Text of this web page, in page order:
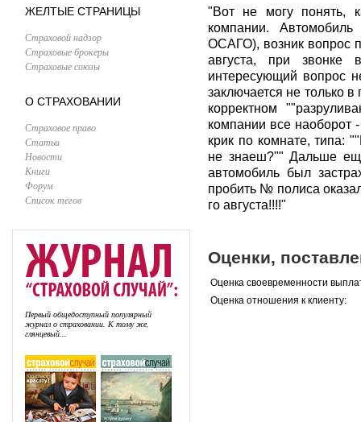
ЖЕЛТЫЕ СТРАНИЦЫ
Страховой надзор
Страховые брокеры
Страховые союзы
О СТРАХОВАНИИ
Страховое право
Статьи
Новости
Книги
Форум
Список тегов
Первый общедоступный популярный
журнал о страховании. К тому же,
глянцевый...
"Вот не могу понять,
компании.
ОСАГО), возник вопрос
августа, при
интересующий вопрос
заключается не только
корректном
компании все наоборот
крик по комнате, типа:
не знаеш?"" Дальше
автомобиль был
пробить № полиса
го августа!!!!"
Оценки,
Оценка своевременности
Оценка отношения к клиенту: